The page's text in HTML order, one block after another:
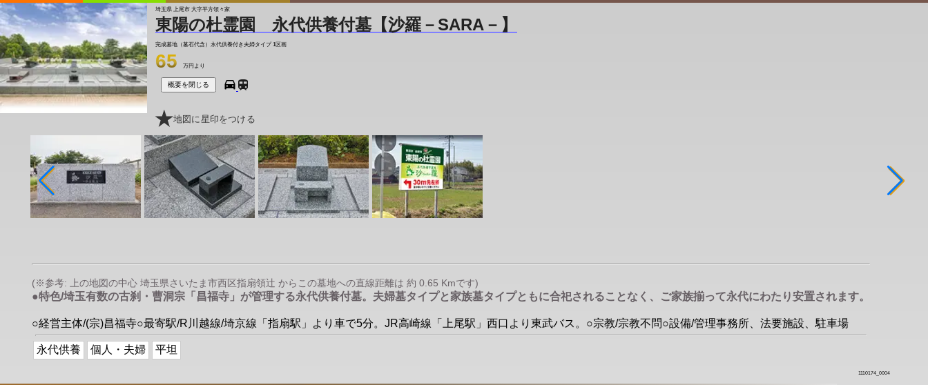
埼玉県 上尾市 大字平方領々家
東陽の杜霊園 永代供養付墓【沙羅－SARA－】
完成墓地（墓石代含）永代供養付き夫婦タイプ 1区画
65 万円より
概要を閉じる
地図に星印をつける
(※参考: 上の地図の中心 埼玉県さいたま市西区指扇領辻 からこの墓地への直線距離は 約 0.65 Kmです)
●特色/埼玉有数の古刹・曹洞宗「昌福寺」が管理する永代供養付墓。夫婦墓タイプと家族墓タイプともに合祀されることなく、ご家族揃って永代にわたり安置されます。
○経営主体/(宗)昌福寺○最寄駅/R川越線/埼京線「指扇駅」より車で5分。JR高崎線「上尾駅」西口より東武バス。○宗教/宗教不問○設備/管理事務所、法要施設、駐車場
永代供養 個人・夫婦 平坦
1110174_0004